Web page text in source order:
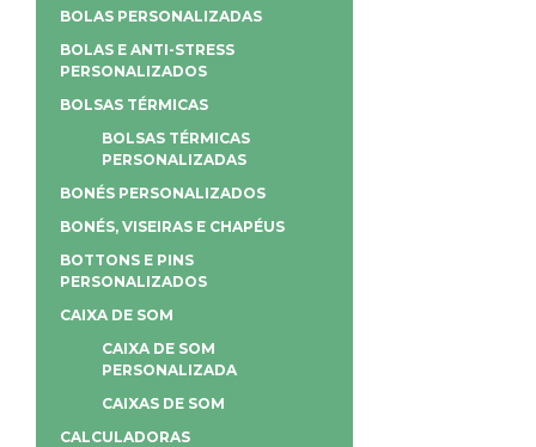
BOLAS PERSONALIZADAS
BOLAS E ANTI-STRESS
PERSONALIZADOS
BOLSAS TÉRMICAS
BOLSAS TÉRMICAS
PERSONALIZADAS
BONÉS PERSONALIZADOS
BONÉS, VISEIRAS E CHAPÉUS
BOTTONS E PINS
PERSONALIZADOS
CAIXA DE SOM
CAIXA DE SOM
PERSONALIZADA
CAIXAS DE SOM
CALCULADORAS